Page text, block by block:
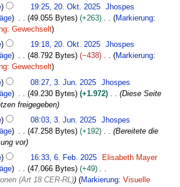
19:25, 20. Okt. 2025
Jhospes
49.055 Bytes
+263
Markierung:
Gewechselt
19:18, 20. Okt. 2025
Jhospes
48.792 Bytes
−438
Markierung:
Gewechselt
08:27, 3. Jun. 2025
Jhospes
49.230 Bytes +1.972
Diese Seite
freigegeben
08:03, 3. Jun. 2025
Jhospes
47.258 Bytes +192
Bereitete die
vor
16:33, 6. Feb. 2025
Elisabeth Mayer
47.066 Bytes
+49
(Art 18 CER-RL) Markierung: Visuelle